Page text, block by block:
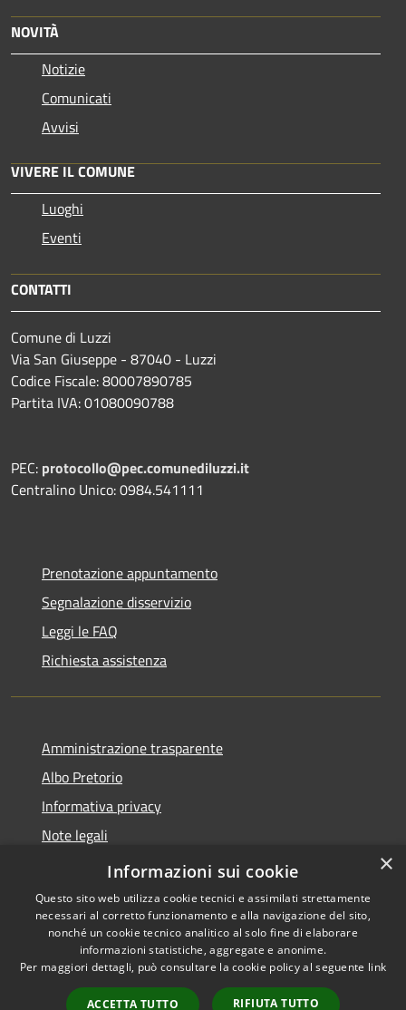
NOVITÀ
Notizie
Comunicati
Avvisi
VIVERE IL COMUNE
Luoghi
Eventi
CONTATTI
Comune di Luzzi
Via San Giuseppe - 87040 - Luzzi
Codice Fiscale: 80007890785
Partita IVA: 01080090788
PEC: protocollo@pec.comunediluzzi.it
Centralino Unico: 0984.541111
Prenotazione appuntamento
Segnalazione disservizio
Leggi le FAQ
Richiesta assistenza
Amministrazione trasparente
Albo Pretorio
Informativa privacy
Note legali
Dichiarazione di accessibilità
Accessibilità
Copyright © 2026 • Comune di
Luzzi • Powered by
Municipium• Accesso
×
Informazioni sui cookie
Questo sito web utilizza cookie tecnici e assimilati strettamente
necessari al corretto funzionamento e alla navigazione del sito,
nonché un cookie tecnico analitico al solo fine di elaborare
informazioni statistiche, aggregate e anonime.
Per maggiori dettagli, può consultare la cookie policy al seguente link
ACCETTA TUTTO RIFIUTA TUTTO